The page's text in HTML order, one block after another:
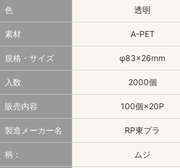
色 透明
素材 A-PET
規格・サイズ φ83×26mm
入数 2000個
販売内容 100個×20P
製造メーカー名 RP東プラ
柄： ムジ